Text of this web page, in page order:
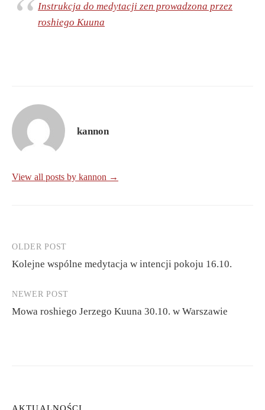
Instrukcja do medytacji zen prowadzona przez
roshiego Kuuna
kannon
View all posts by kannon →
Post
navigation
OLDER POST
Kolejne wspólne medytacja w intencji pokoju 16.10.
NEWER POST
Mowa roshiego Jerzego Kuuna 30.10. w Warszawie